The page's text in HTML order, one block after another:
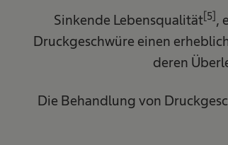
Sinkende Lebensqualität[5] ,
Druckgeschwüre einen
deren
Die Behandlung von